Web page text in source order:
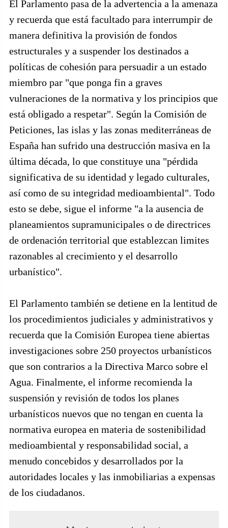
El Parlamento pasa de la advertencia a la amenaza
y recuerda que está facultado para interrumpir de
manera definitiva la provisión de fondos
estructurales y a suspender los destinados a
políticas de cohesión para persuadir a un estado
miembro par "que ponga fin a graves
vulneraciones de la normativa y los principios que
está obligado a respetar". Según la Comisión de
Peticiones, las islas y las zonas mediterráneas de
España han sufrido una destrucción masiva en la
última década, lo que constituye una "pérdida
significativa de su identidad y legado culturales,
así como de su integridad medioambiental". Todo
esto se debe, sigue el informe "a la ausencia de
planeamientos supramunicipales o de directrices
de ordenación territorial que establezcan limites
razonables al crecimiento y el desarrollo
urbanístico".
El Parlamento también se detiene en la lentitud de
los procedimientos judiciales y administrativos y
recuerda que la Comisión Europea tiene abiertas
investigaciones sobre 250 proyectos urbanísticos
que son contrarios a la Directiva Marco sobre el
Agua. Finalmente, el informe recomienda la
suspensión y revisión de todos los planes
urbanísticos nuevos que no tengan en cuenta la
normativa europea en materia de sostenibilidad
medioambiental y responsabilidad social, a
menudo concebidos y desarrollados por la
autoridades locales y las inmobiliarias a expensas
de los ciudadanos.